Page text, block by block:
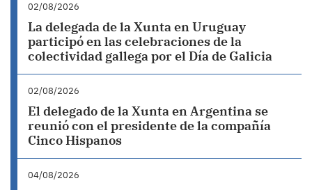
02/08/2026
La delegada de la Xunta en Uruguay
participó en las celebraciones de la
colectividad gallega por el Día de Galicia
02/08/2026
El delegado de la Xunta en Argentina se
reunió con el presidente de la compañía
Cinco Hispanos
04/08/2026